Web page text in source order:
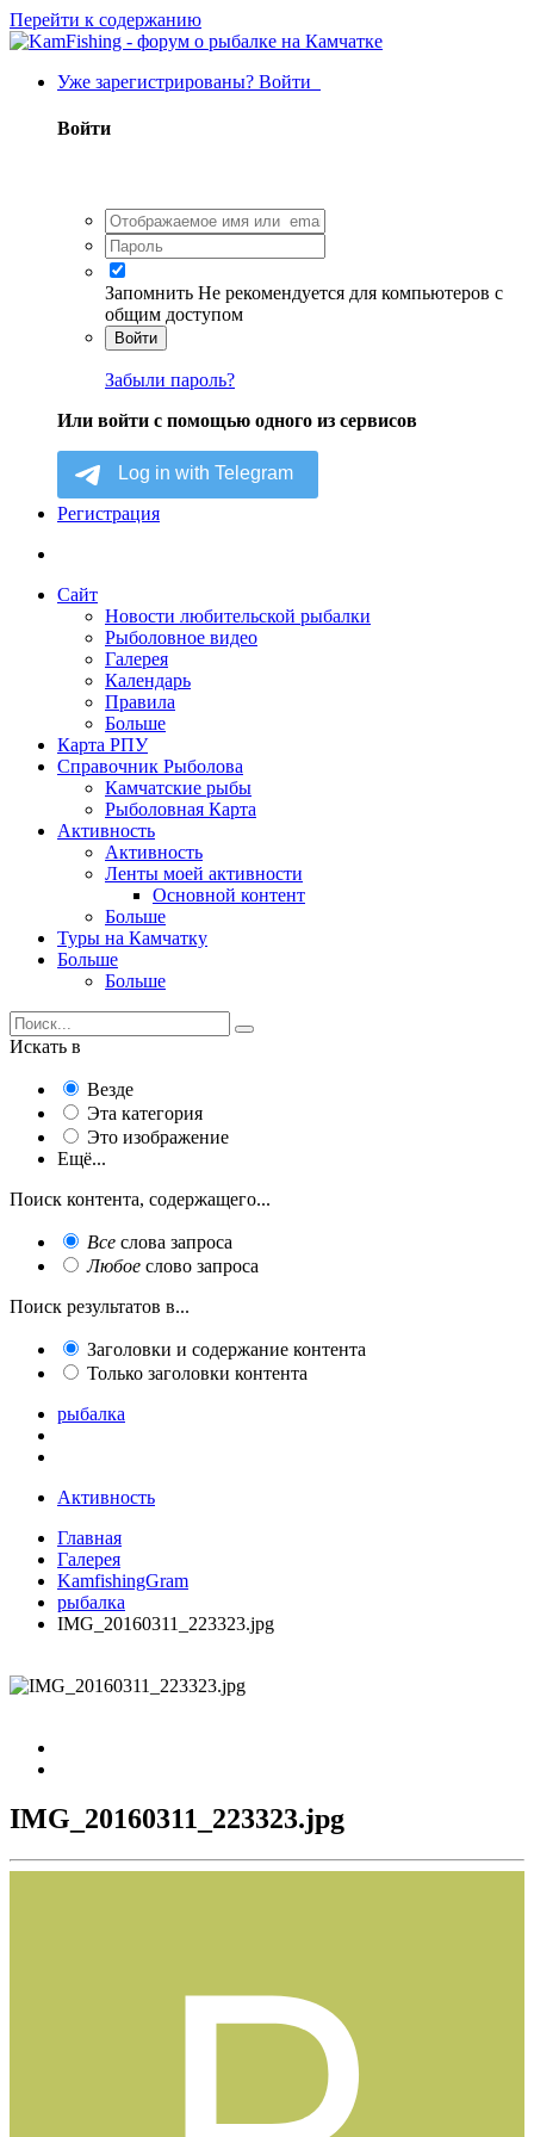
Перейти к содержанию
Уже зарегистрированы? Войти
Войти
Запомнить Не рекомендуется для компьютеров с
общим доступом
Войти
Забыли пароль?
Или войти с помощью одного из сервисов
Регистрация
Сайт
Новости любительской рыбалки
Рыболовное видео
Галерея
Календарь
Правила
Больше
Карта РПУ
Справочник Рыболова
Камчатские рыбы
Рыболовная Карта
Активность
Активность
Ленты моей активности
Основной контент
Больше
Туры на Камчатку
Больше
Больше
Искать в
Везде
Эта категория
Это изображение
Ещё...
Поиск контента, содержащего...
Все слова запроса
Любое слово запроса
Поиск результатов в...
Заголовки и содержание контента
Только заголовки контента
рыбалка
Активность
Главная
Галерея
KamfishingGram
рыбалка
IMG_20160311_223323.jpg
IMG_20160311_223323.jpg